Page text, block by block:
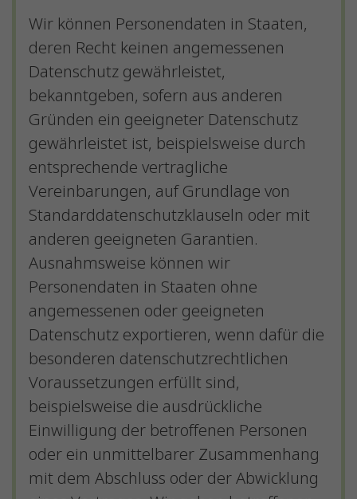
Wir können Personendaten in Staaten,
deren Recht keinen angemessenen
Datenschutz gewährleistet,
bekanntgeben, sofern aus anderen
Gründen ein geeigneter Datenschutz
gewährleistet ist, beispielsweise durch
entsprechende vertragliche
Vereinbarungen, auf Grundlage von
Standarddatenschutzklauseln oder mit
anderen geeigneten Garantien.
Ausnahmsweise können wir
Personendaten in Staaten ohne
angemessenen oder geeigneten
Datenschutz exportieren, wenn dafür die
besonderen datenschutzrechtlichen
Voraussetzungen erfüllt sind,
beispielsweise die ausdrückliche
Einwilligung der betroffenen Personen
oder ein unmittelbarer Zusammenhang
mit dem Abschluss oder der Abwicklung